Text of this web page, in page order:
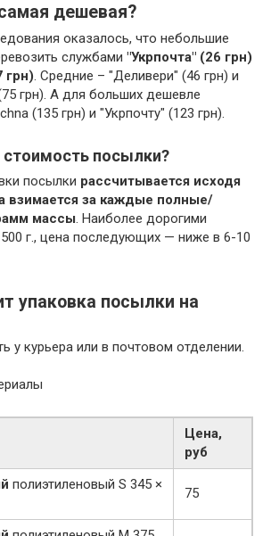
дешевая?
оказалось, что небольшие
службами "Укрпочта" (26 грн)
грн). Средние – "Деливери" (46 грн) и
грн). А для больших дешевле
(135 грн) и "Укрпочту" (123 грн).
стоимость посылки?
посылки рассчитывается исходя
взимается за каждые полные/
массы. Наиболее дорогими
г., цена последующих — ниже в 6-10
упаковка посылки на
у курьера или в почтовом отделении.
Цена,
руб
полиэтиленовый S 345 ×
75